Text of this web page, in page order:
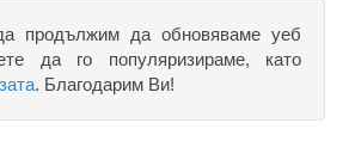
продължим да обновяваме уеб
да го популяризираме, като
. Благодарим Ви!